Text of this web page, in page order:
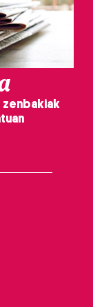
zenbakiak